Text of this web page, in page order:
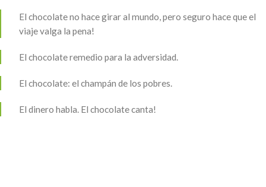
El chocolate no hace girar al mundo, pero seguro hace que el
viaje valga la pena!
El chocolate remedio para la adversidad.
El chocolate: el champán de los pobres.
El dinero habla. El chocolate canta!